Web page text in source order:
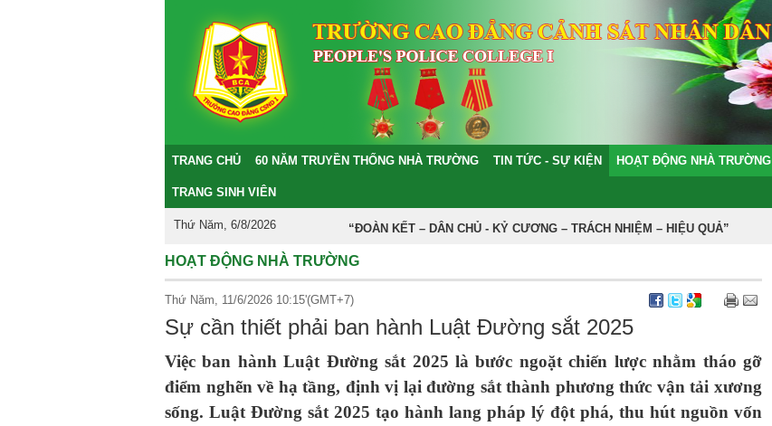
TRANG CHỦ 60 NĂM TRUYỀN THỐNG NHÀ TRƯỜNG TIN TỨC - SỰ KIỆN HOẠT ĐỘNG NHÀ TRƯỜNG
TRANG SINH VIÊN
Thứ Năm, 6/8/2026 “ĐOÀN KẾT – DÂN CHỦ - KỶ CƯƠNG – TRÁCH NHIỆM – HIỆU QUẢ”
HOẠT ĐỘNG NHÀ TRƯỜNG
Thứ Năm, 11/6/2026 10:15'(GMT+7)
Sự cần thiết phải ban hành Luật Đường sắt 2025
Việc ban hành Luật Đường sắt 2025 là bước ngoặt chiến lược nhằm tháo gỡ
điểm nghẽn về hạ tầng, định vị lại đường sắt thành phương thức vận tải xương
sống. Luật Đường sắt 2025 tạo hành lang pháp lý đột phá, thu hút nguồn vốn